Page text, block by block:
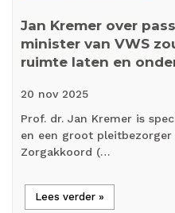
Jan Kremer over
minister van VWS
ruimte laten en
20 nov 2025
Prof. dr. Jan Kremer is
en een groot
Zorgakkoord (…
Lees verder »